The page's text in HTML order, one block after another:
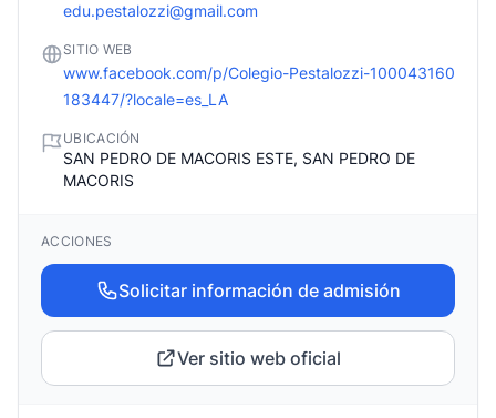
edu.pestalozzi@gmail.com
SITIO WEB
www.facebook.com/p/Colegio-Pestalozzi-100043160
183447/?locale=es_LA
UBICACIÓN
SAN PEDRO DE MACORIS ESTE, SAN PEDRO DE
MACORIS
ACCIONES
Solicitar información de admisión
Ver sitio web oficial